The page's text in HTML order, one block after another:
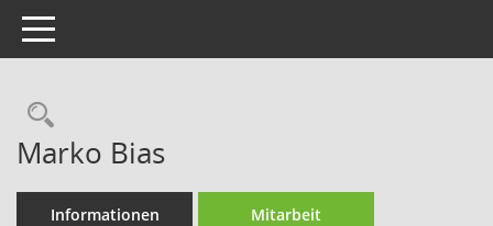
Toggle navigation
Rechercheauswahl
Marko Bias
Informationen Mitarbeit